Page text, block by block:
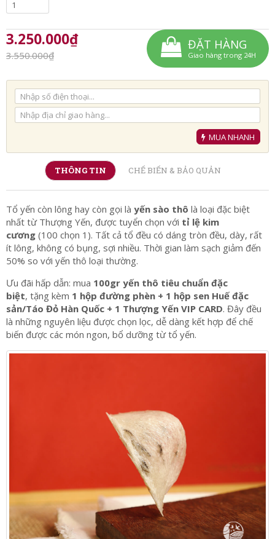
3.250.000₫
3.550.000₫
ĐẶT HÀNG
Giao hàng trong 24H
MUA NHANH
THÔNG TIN CHẾ BIẾN & BẢO QUẢN
Tổ yến còn lông hay còn gọi là yến sào thô là loại đặc biệt
nhất từ Thượng Yến, được tuyển chọn với tỉ lệ kim
cương (100 chọn 1). Tất cả tổ đều có dáng tròn đều, dày, rất
ít lông, không có bụng, sợi nhiều. Thời gian làm sạch giảm đến
50% so với yến thô loại thường.
Ưu đãi hấp dẫn: mua 100gr yến thô tiêu chuẩn đặc
biệt, tặng kèm 1 hộp đường phèn + 1 hộp sen Huế đặc
sản/Táo Đỏ Hàn Quốc + 1 Thượng Yến VIP CARD. Đây đều
là những nguyên liệu được chọn lọc, dễ dàng kết hợp để chế
biến được các món ngon, bổ dưỡng từ tổ yến.